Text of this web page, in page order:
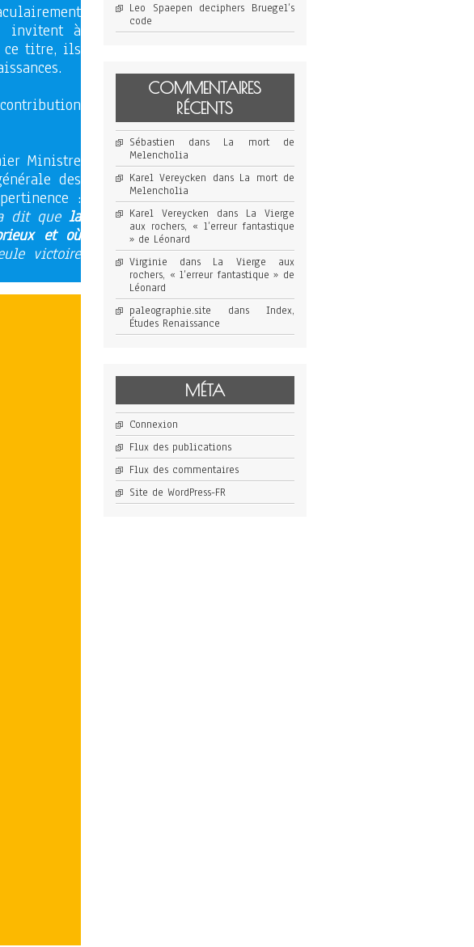
invitent à
ce titre, ils
Ministre
des
:
dit que la
et où
victoire
Leo Spaepen deciphers Bruegel’s
code
COMMENTAIRES
RÉCENTS
Sébastien dans La mort de
Melencholia
Karel Vereycken dans La mort de
Melencholia
Karel Vereycken dans La Vierge
aux rochers, « l’erreur fantastique
» de Léonard
Virginie dans La Vierge aux
rochers, « l’erreur fantastique » de
Léonard
paleographie.site dans Index,
Études Renaissance
MÉTA
Connexion
Flux des publications
Flux des commentaires
Site de WordPress-FR